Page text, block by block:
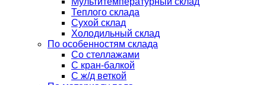
Теплого склада
Сухой склад
Холодильный склад
По особенностям склада
Со стеллажами
С кран-балкой
С ж/д веткой